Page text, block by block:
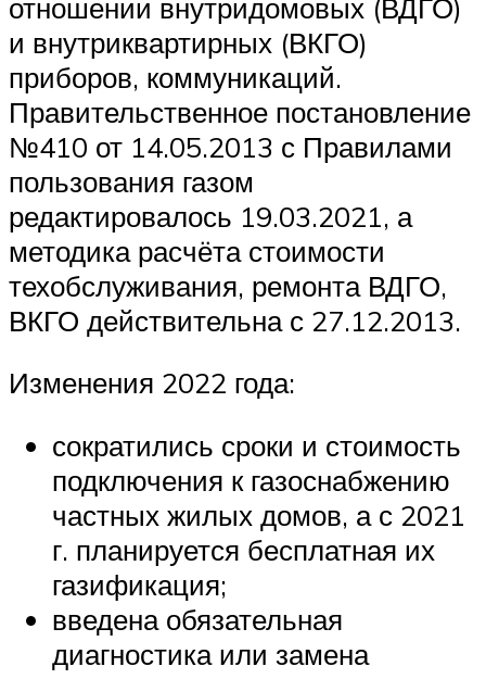
отношении внутридомовых (ВДГО)
и внутриквартирных (ВКГО)
приборов, коммуникаций.
Правительственное постановление
№410 от 14.05.2013 с Правилами
пользования газом
редактировалось 19.03.2021, а
методика расчёта стоимости
техобслуживания, ремонта ВДГО,
ВКГО действительна с 27.12.2013.
Изменения 2022 года:
сократились сроки и стоимость
подключения к газоснабжению
частных жилых домов, а с 2021
г. планируется бесплатная их
газификация;
введена обязательная
диагностика или замена